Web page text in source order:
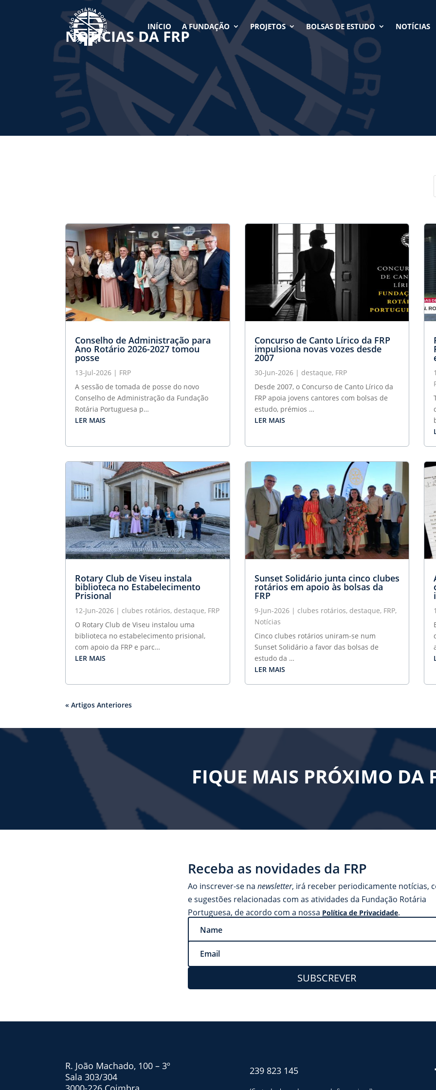
INÍCIO A FUNDAÇÃO PROJETOS BOLSAS DE ESTUDO NOTÍCIAS
NOTÍCIAS DA FRP
Conselho de Administração para
Ano Rotário 2026-2027 tomou
posse
13-Jul-2026 | FRP
A sessão de tomada de posse do novo
Conselho de Administração da Fundação
Rotária Portuguesa p…
Concurso de Canto Lírico da FRP
impulsiona novas vozes desde
2007
30-Jun-2026| destaque, FRP
Desde 2007, o Concurso de Canto Lírico da
FRP apoia jovens cantores com bolsas de
estudo, prémios …
Rotary Club de Viseu instala
biblioteca no Estabelecimento
Prisional
12-Jun-2026 | clubes rotários, destaque, FRP
O Rotary Club de Viseu instalou uma
biblioteca no estabelecimento prisional,
com apoio da FRP e parc…
Sunset Solidário junta cinco clubes
rotários em apoio às bolsas da
FRP
9-Jun-2026| clubes rotários, destaque, FRP,
Notícias
Cinco clubes rotários uniram-se num
Sunset Solidário a favor das bolsas de
estudo da …
FIQUE MAIS PRÓXIMO DA
Receba as novidades da FRP
Ao inscrever-se nanewsletter, irá receber periodicamente notícias,
e sugestões relacionadas com as atividades da Fundação Rotária
Portuguesa, de acordo com a nossa Política de Privacidade.
SUBSCREVER
R. João Machado, 100 – 3º
Sala 303/304
239 823 145